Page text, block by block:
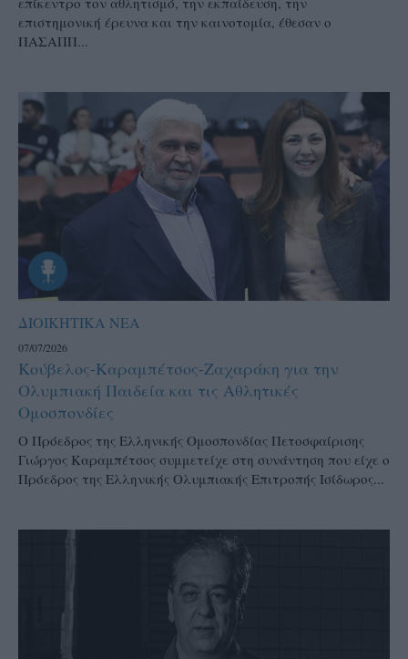
επιστημονική έρευνα και την καινοτομία, έθεσαν ο
ΠΑΣΑΠΠ...
ΔΙΟΙΚΗΤΙΚΑ ΝΕΑ
07/07/2026
Κούβελος-Καραμπέτσος-Ζαχαράκη για την
Ολυμπιακή Παιδεία και τις Αθλητικές
Ομοσπονδίες
Ο Πρόεδρος της Ελληνικής Ομοσπονδίας Πετοσφαίρισης
Γιώργος Καραμπέτσος συμμετείχε στη συνάντηση που είχε ο
Πρόεδρος της Ελληνικής Ολυμπιακής Επιτροπής Ισίδωρος...